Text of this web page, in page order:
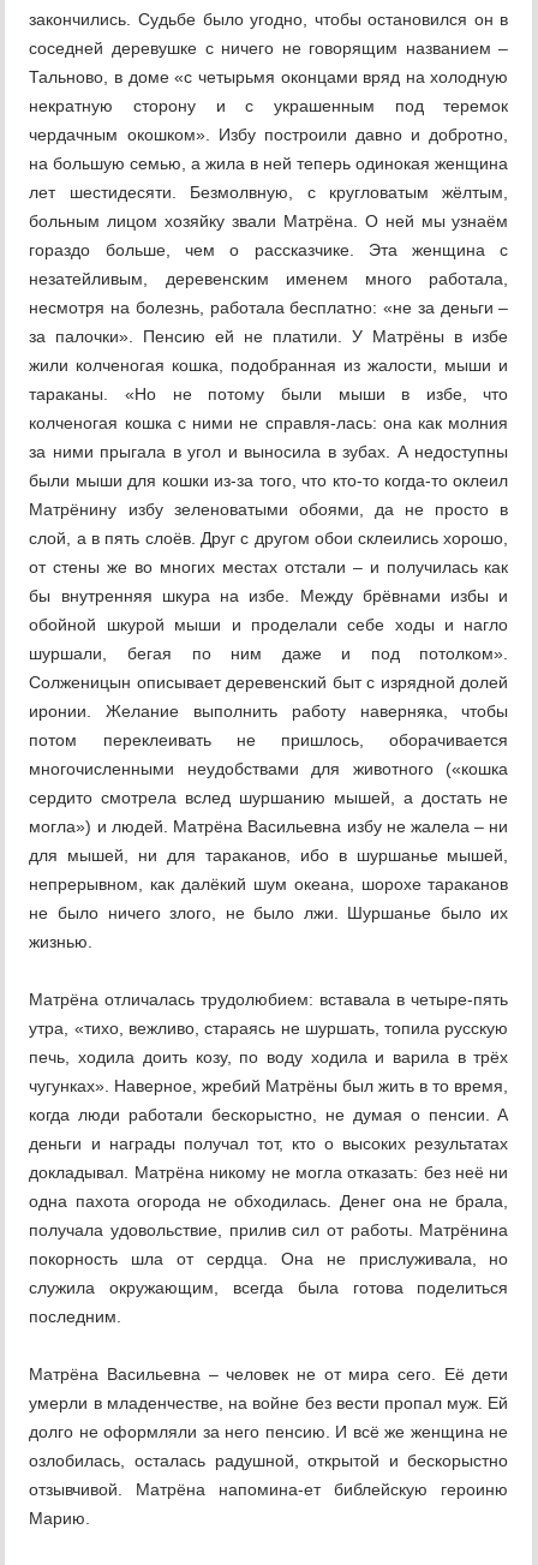
закончились. Судьбе было угодно, чтобы остановился он в
соседней деревушке с ничего не говорящим названием –
Тальново, в доме «с четырьмя оконцами вряд на холодную
некратную сторону и с украшенным под теремок
чердачным окошком». Избу построили давно и добротно,
на большую семью, а жила в ней теперь одинокая женщина
лет шестидесяти. Безмолвную, с кругловатым жёлтым,
больным лицом хозяйку звали Матрёна. О ней мы узнаём
гораздо больше, чем о рассказчике. Эта женщина с
незатейливым, деревенским именем много работала,
несмотря на болезнь, работала бесплатно: «не за деньги –
за палочки». Пенсию ей не платили. У Матрёны в избе
жили колченогая кошка, подобранная из жалости, мыши и
тараканы. «Но не потому были мыши в избе, что
колченогая кошка с ними не справля-лась: она как молния
за ними прыгала в угол и выносила в зубах. А недоступны
были мыши для кошки из-за того, что кто-то когда-то оклеил
Матрёнину избу зеленоватыми обоями, да не просто в
слой, а в пять слоёв. Друг с другом обои склеились хорошо,
от стены же во многих местах отстали – и получилась как
бы внутренняя шкура на избе. Между брёвнами избы и
обойной шкурой мыши и проделали себе ходы и нагло
шуршали, бегая по ним даже и под потолком».
Солженицын описывает деревенский быт с изрядной долей
иронии. Желание выполнить работу наверняка, чтобы
потом переклеивать не пришлось, оборачивается
многочисленными неудобствами для животного («кошка
сердито смотрела вслед шуршанию мышей, а достать не
могла») и людей. Матрёна Васильевна избу не жалела – ни
для мышей, ни для тараканов, ибо в шуршанье мышей,
непрерывном, как далёкий шум океана, шорохе тараканов
не было ничего злого, не было лжи. Шуршанье было их
жизнью.
Матрёна отличалась трудолюбием: вставала в четыре-пять
утра, «тихо, вежливо, стараясь не шуршать, топила русскую
печь, ходила доить козу, по воду ходила и варила в трёх
чугунках». Наверное, жребий Матрёны был жить в то время,
когда люди работали бескорыстно, не думая о пенсии. А
деньги и награды получал тот, кто о высоких результатах
докладывал. Матрёна никому не могла отказать: без неё ни
одна пахота огорода не обходилась. Денег она не брала,
получала удовольствие, прилив сил от работы. Матрёнина
покорность шла от сердца. Она не прислуживала, но
служила окружающим, всегда была готова поделиться
последним.
Матрёна Васильевна – человек не от мира сего. Её дети
умерли в младенчестве, на войне без вести пропал муж. Ей
долго не оформляли за него пенсию. И всё же женщина не
озлобилась, осталась радушной, открытой и бескорыстно
отзывчивой. Матрёна напомина-ет библейскую героиню
Марию.